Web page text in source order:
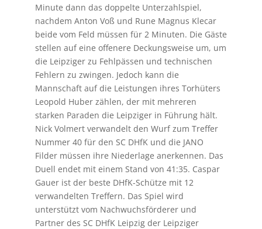
Minute dann das doppelte Unterzahlspiel,
nachdem Anton Voß und Rune Magnus Klecar
beide vom Feld müssen für 2 Minuten. Die Gäste
stellen auf eine offenere Deckungsweise um, um
die Leipziger zu Fehlpässen und technischen
Fehlern zu zwingen. Jedoch kann die
Mannschaft auf die Leistungen ihres Torhüters
Leopold Huber zählen, der mit mehreren
starken Paraden die Leipziger in Führung hält.
Nick Volmert verwandelt den Wurf zum Treffer
Nummer 40 für den SC DHfK und die JANO
Filder müssen ihre Niederlage anerkennen. Das
Duell endet mit einem Stand von 41:35. Caspar
Gauer ist der beste DHfK-Schütze mit 12
verwandelten Treffern. Das Spiel wird
unterstützt vom Nachwuchsförderer und
Partner des SC DHfK Leipzig der Leipziger